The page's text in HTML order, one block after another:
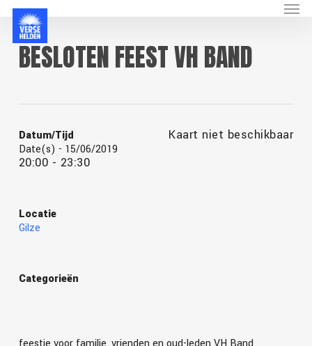
Skip
main
contentBESLOTEN FEEST VH BAND
Kaart niet beschikbaar
Datum/Tijd
Date(s) - 15/06/2019
20:00 - 23:30
Locatie
Gilze
Categorieën